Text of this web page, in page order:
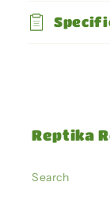
Reptika
Search